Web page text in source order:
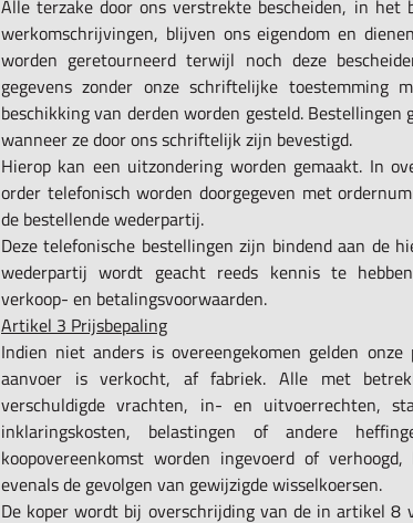
Alle terzake door ons verstrekte bescheiden, in het
werkomschrijvingen, blijven ons eigendom en
worden geretourneerd terwijl noch deze
gegevens zonder onze schriftelijke toestemming
beschikking van derden worden gesteld. Bestellingen
wanneer ze door ons schriftelijk zijn bevestigd.
Hierop kan een uitzondering worden gemaakt. In
order telefonisch worden doorgegeven met
de bestellende wederpartij.
Deze telefonische bestellingen zijn bindend aan de
wederpartij wordt geacht reeds kennis te
verkoop- en betalingsvoorwaarden.
Artikel 3 Prijsbepaling
Indien niet anders is overeengekomen gelden
aanvoer is verkocht, af fabriek. Alle met
verschuldigde vrachten, in- en uitvoerrechten,
inklaringskosten, belastingen of andere
koopovereenkomst worden ingevoerd of
evenals de gevolgen van gewijzigde wisselkoersen.
De koper wordt bij overschrijding van de in artikel 8